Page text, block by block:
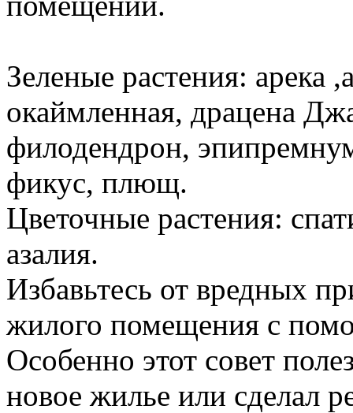
Зеленые растения: арека
окаймленная, драцена
филодендрон,
фикус, плющ.
Цветочные растения:
азалия.
Избавьтесь от вредных
жилого помещения с
Особенно этот совет
новое жилье или сделал